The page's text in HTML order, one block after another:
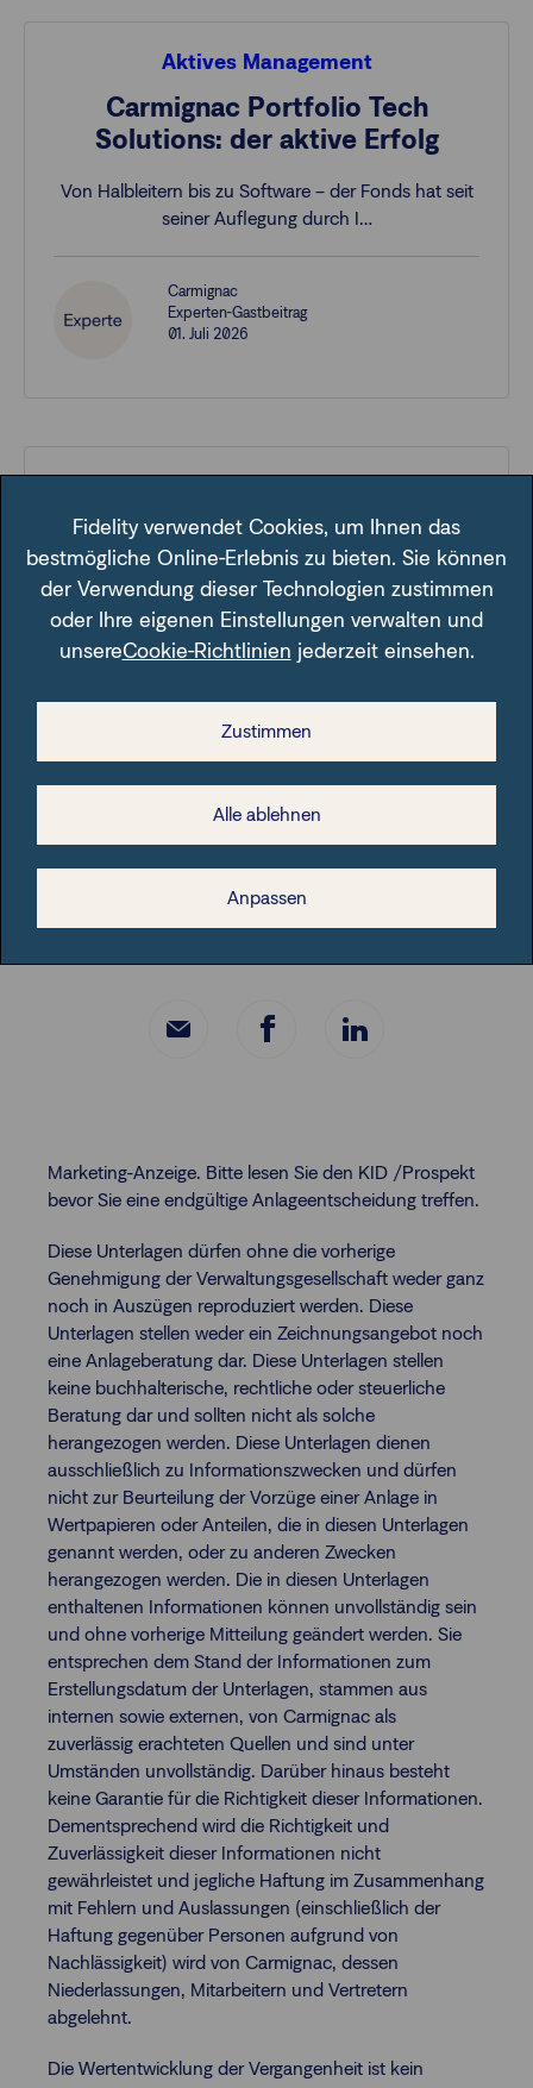
Aktives Management
Carmignac Portfolio Tech
Solutions: der aktive Erfolg
Von Halbleitern bis zu Software – der Fonds hat seit
seiner Auflegung durch I…
Carmignac
Experten-Gastbeitrag
01. Juli 2026
Solide Multi-Asset-Strategie für
komplexe Märkte I Carmignac
Der Multi-Asset-Ansatz des Carmignac Patrimoine
nutzt Aktien, Anleihen, Währu…
Experten-Gastbeitrag
09. April 2026
Marketing-Anzeige. Bitte lesen Sie den KID /Prospekt
bevor Sie eine endgültige Anlageentscheidung treffen.
Diese Unterlagen dürfen ohne die vorherige
Genehmigung der Verwaltungsgesellschaft weder ganz
noch in Auszügen reproduziert werden. Diese
Unterlagen stellen weder ein Zeichnungsangebot noch
eine Anlageberatung dar. Diese Unterlagen stellen
keine buchhalterische, rechtliche oder steuerliche
Beratung dar und sollten nicht als solche
herangezogen werden. Diese Unterlagen dienen
ausschließlich zu Informationszwecken und dürfen
nicht zur Beurteilung der Vorzüge einer Anlage in
Wertpapieren oder Anteilen, die in diesen Unterlagen
genannt werden, oder zu anderen Zwecken
herangezogen werden. Die in diesen Unterlagen
enthaltenen Informationen können unvollständig sein
und ohne vorherige Mitteilung geändert werden. Sie
entsprechen dem Stand der Informationen zum
Erstellungsdatum der Unterlagen, stammen aus
internen sowie externen, von Carmignac als
zuverlässig erachteten Quellen und sind unter
Umständen unvollständig. Darüber hinaus besteht
keine Garantie für die Richtigkeit dieser Informationen.
Dementsprechend wird die Richtigkeit und
Zuverlässigkeit dieser Informationen nicht
gewährleistet und jegliche Haftung im Zusammenhang
mit Fehlern und Auslassungen (einschließlich der
Haftung gegenüber Personen aufgrund von
Nachlässigkeit) wird von Carmignac, dessen
Niederlassungen, Mitarbeitern und Vertretern
abgelehnt.
Die Wertentwicklung der Vergangenheit ist kein
Fidelity verwendet Cookies, um Ihnen das
bestmögliche Online-Erlebnis zu bieten. Sie können
der Verwendung dieser Technologien zustimmen
oder Ihre eigenen Einstellungen verwalten und
unsereCookie-Richtlinien jederzeit einsehen.
Zustimmen
Alle ablehnen
Anpassen